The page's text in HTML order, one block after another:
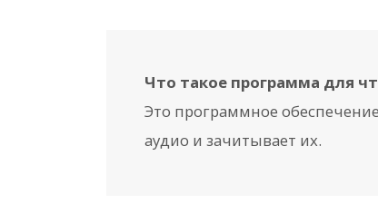
Что такое программа для
Это программное
аудио и зачитывает их.